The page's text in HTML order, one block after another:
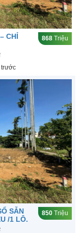
CHỈ
868 Triệu
trước
SẴN
/1 LÔ.
850 Triệu